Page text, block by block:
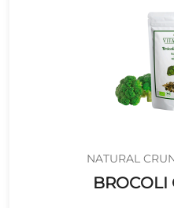
NATURAL
BROCOLI